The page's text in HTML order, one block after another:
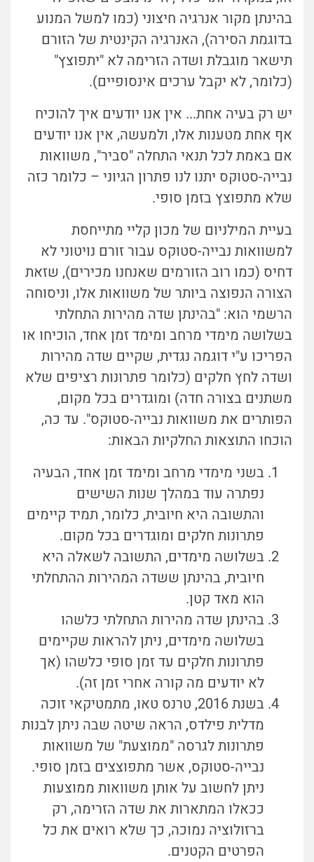
בהינתן מקור אנרגיה חיצוני (כמו למשל המנוע
בדוגמת הסירה), האנרגיה הקינטית של הזורם
תישאר מוגבלת ושדה הזרימה לא "יתפוצץ"
(כלומר, לא יקבל ערכים אינסופיים).
יש רק בעיה אחת... אין אנו יודעים איך להוכיח
אף אחת מטענות אלו, ולמעשה, אין אנו יודעים
אם באמת לכל תנאי התחלה "סביר", משוואות
נבייה-סטוקס יתנו לנו פתרון הגיוני – כלומר כזה
שלא מתפוצץ בזמן סופי.
בעיית המילניום של מכון קליי מתייחסת
למשוואות נבייה-סטוקס עבור זורם נויטוני לא
דחיס (כמו רוב הזורמים שאנחנו מכירים), שזאת
הצורה הנפוצה ביותר של משוואות אלו, וניסוחה
הרשמי הוא: "בהינתן שדה מהירות התחלתי
בשלושה מימדי מרחב ומימד זמן אחד, הוכיחו או
הפריכו ע"י דוגמה נגדית, שקיים שדה מהירות
ושדה לחץ חלקים (כלומר פתרונות רציפים שלא
משתנים בצורה חדה) ומוגדרים בכל מקום,
הפותרים את משוואות נבייה-סטוקס". עד כה,
הוכחו התוצאות החלקיות הבאות:
בשני מימדי מרחב ומימד זמן אחד, הבעיה
נפתרה עוד במהלך שנות השישים
והתשובה היא חיובית, כלומר, תמיד קיימים
פתרונות חלקים ומוגדרים בכל מקום.
בשלושה מימדים, התשובה לשאלה היא
חיובית, בהינתן ששדה המהירות ההתחלתי
הוא מאד קטן.
בהינתן שדה מהירות התחלתי כלשהו
בשלושה מימדים, ניתן להראות שקיימים
פתרונות חלקים עד זמן סופי כלשהו (אך
לא יודעים מה קורה אחרי זמן זה).
בשנת 2016, טרנס טאו, מתמטיקאי זוכה
מדלית פילדס, הראה שיטה שבה ניתן לבנות
פתרונות לגרסה "ממוצעת" של משוואות
נבייה-סטוקס, אשר מתפוצצים בזמן סופי.
ניתן לחשוב על אותן משוואות ממוצעות
ככאלו המתארות את שדה הזרימה, רק
ברזולוציה נמוכה, כך שלא רואים את כל
הפרטים הקטנים.